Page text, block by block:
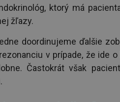
ktorý má
žľazy.
doordinujeme ďalšie
v prípade, že ide
Častokrát však